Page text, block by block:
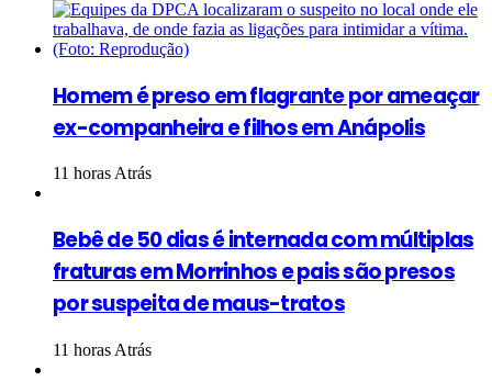
Homem é preso em flagrante por ameaçar
ex-companheira e filhos em Anápolis
11 horas Atrás
Bebê de 50 dias é internada com múltiplas
fraturas em Morrinhos e pais são presos
por suspeita de maus-tratos
11 horas Atrás